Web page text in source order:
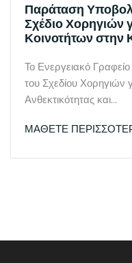
Παράταση
Σχέδιο Χορηγιών
Κοινοτήτων στην
Το Ενεργειακό
του Σχεδίου Χορηγιών
Ανθεκτικότητας και…
ΜΑΘΕΤΕ